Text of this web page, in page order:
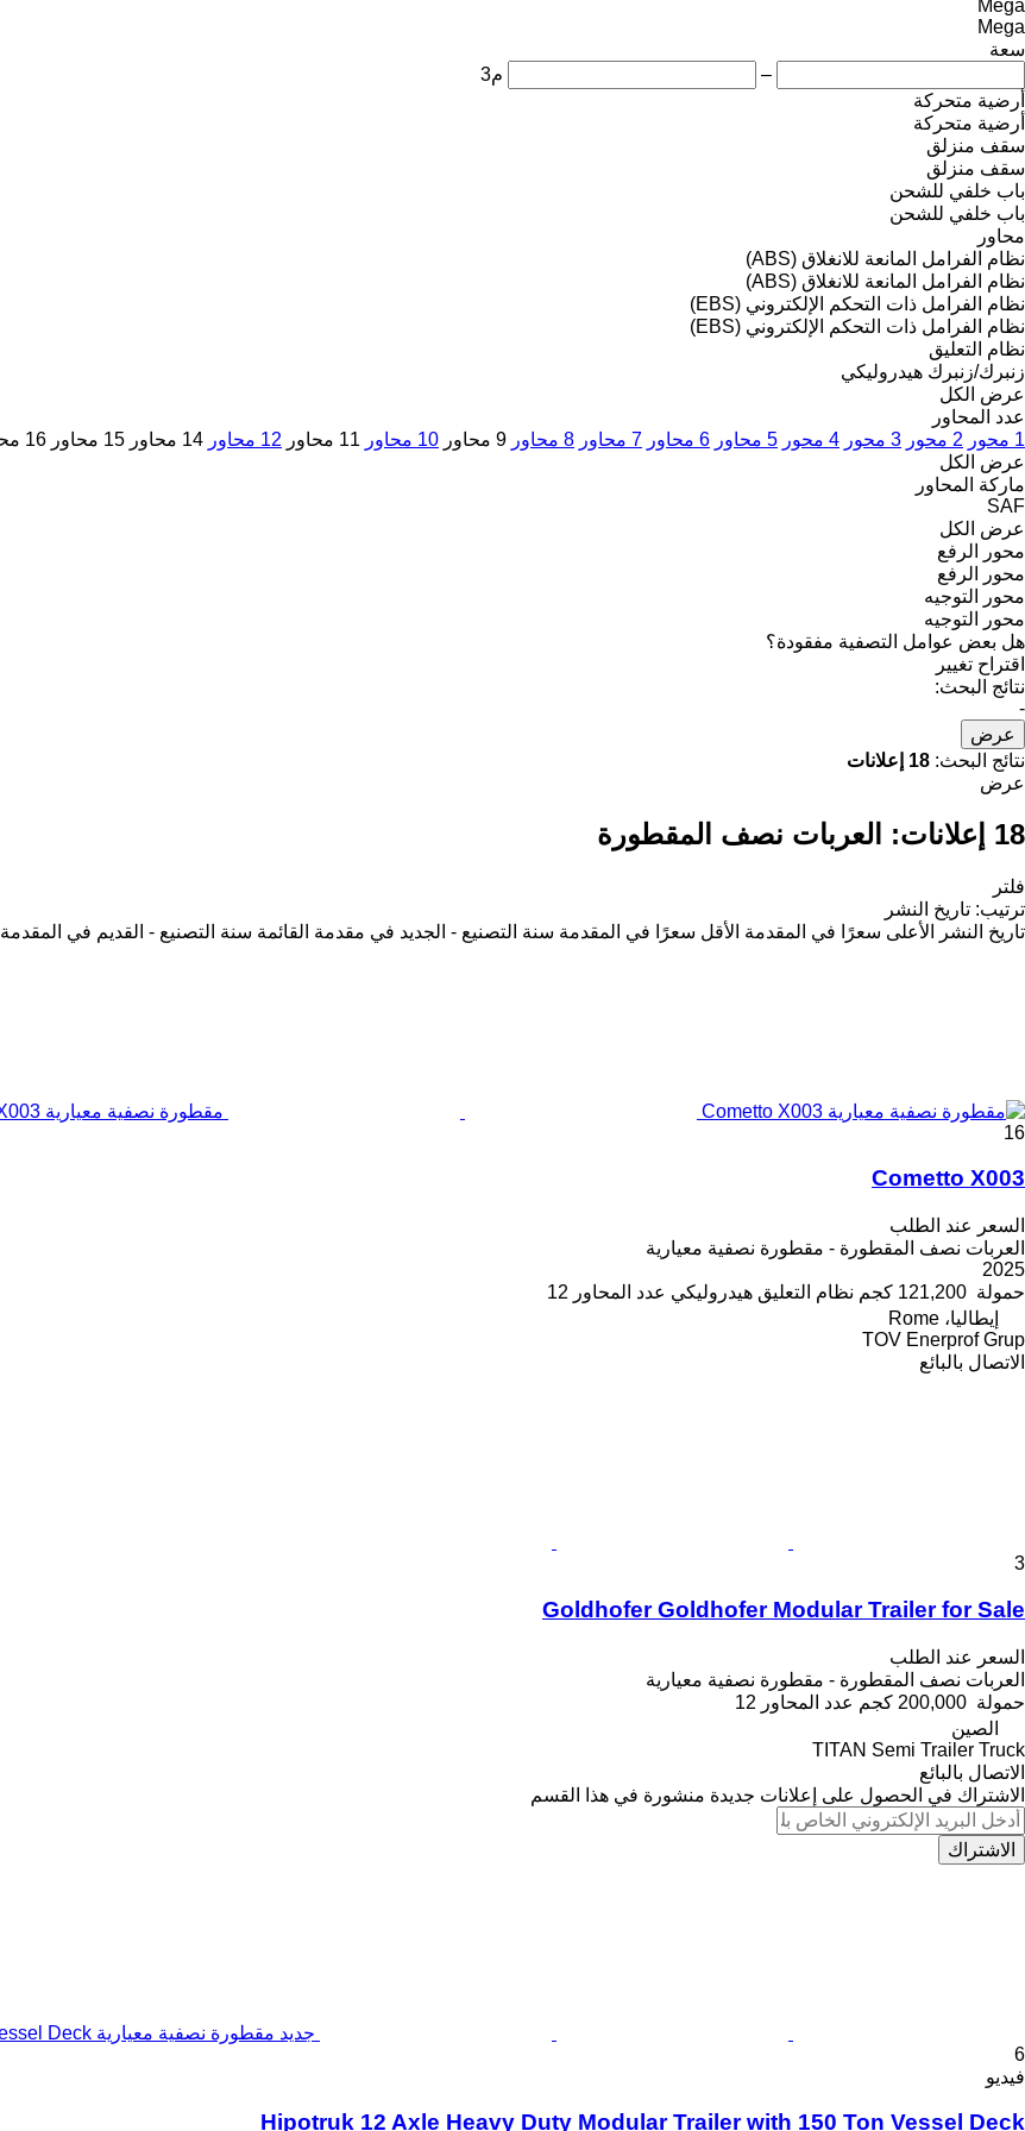
Mega
Mega
سعة
–
م3
أرضية متحركة
أرضية متحركة
سقف منزلق
سقف منزلق
باب خلفي للشحن
باب خلفي للشحن
محاور
نظام الفرامل المانعة للانغلاق (ABS)
نظام الفرامل المانعة للانغلاق (ABS)
نظام الفرامل ذات التحكم الإلكتروني (EBS)
نظام الفرامل ذات التحكم الإلكتروني (EBS)
نظام التعليق
زنبرك/زنبرك هيدروليكي
عرض الكل
عدد المحاور
1 محور
2 محور 3 محور 4 محور 5 محاور 6 محاور 7 محاور 8 محاور 9 محاور 10 محاور 11 محاور 12 محاور 14 محاور 15 محاور
16 محاور
عرض الكل
ماركة المحاور
SAF
عرض الكل
محور الرفع
محور الرفع
محور التوجيه
محور التوجيه
هل بعض عوامل التصفية مفقودة؟
اقتراح تغيير
نتائج البحث:
-
عرض
نتائج البحث: 18 إعلانات
عرض
18 إعلانات: العربات نصف المقطورة
فلتر
ترتيب: تاريخ النشر
تاريخ النشر
الأعلى سعرًا في المقدمة الأقل سعرًا في المقدمة سنة التصنيع - الجديد في مقدمة القائمة سنة التصنيع - القديم في المقدمة
مقطورة نصفية معيارية Cometto X003
16
Cometto X003
السعر عند الطلب
العربات نصف المقطورة - مقطورة نصفية معيارية
2025
حمولة 121,200 كجم نظام التعليق هيدروليكي عدد المحاور 12
إيطاليا، Rome
TOV Enerprof Grup
الاتصال بالبائع
3
Goldhofer Goldhofer Modular Trailer for Sale
السعر عند الطلب
العربات نصف المقطورة - مقطورة نصفية معيارية
حمولة 200,000 كجم عدد المحاور 12
الصين
TITAN Semi Trailer Truck
الاتصال بالبائع
الاشتراك في الحصول على إعلانات جديدة منشورة في هذا القسم
الاشتراك
جديد مقطورة نصفية معيارية Hipotruk 12 Axle Heavy Duty Modular Trailer with 150 Ton Vessel Deck
6
فيديو
Hipotruk 12 Axle Heavy Duty Modular Trailer with 150 Ton Vessel Deck